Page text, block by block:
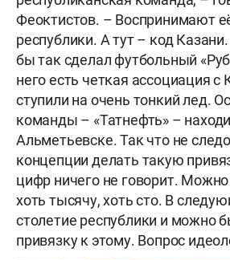
Феоктистов. – Воспринимают
республики. А тут – код
бы так сделал футбольный
него есть четкая ассоциация
ступили на очень тонкий лед.
команды – «Татнефть» –
Альметьевске. Так что не
концепции делать такую
цифр ничего не говорит.
хоть тысячу, хоть сто. В
столетие республики и можно
привязку к этому. Вопрос